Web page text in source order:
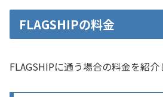
FLAGSHIPの料金
FLAGSHIPに通う場合の料金を紹介